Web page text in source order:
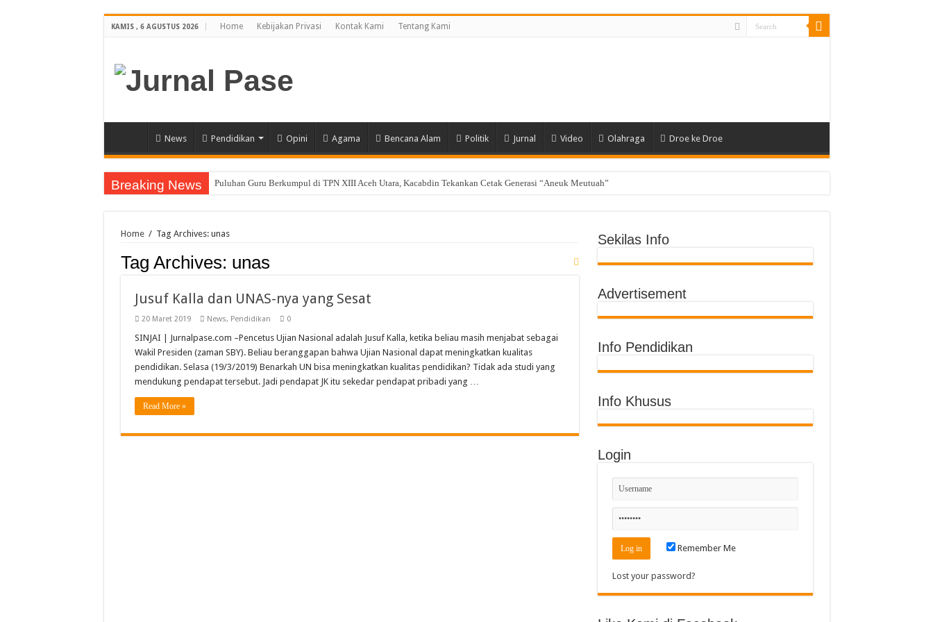
KAMIS , 6 AGUSTUS 2026 Home Kebijakan Privasi Kontak Kami Tentang Kami
News Pendidikan Opini Agama Bencana Alam Politik Jurnal Video Olahraga Droe ke Droe
Breaking News Puluhan Guru Berkumpul di TPN XIII Aceh Utara, Kacabdin Tekankan Cetak Generasi “Aneuk Meutuah”
Guru PJOK SMAN 1 Calang Raih Juara II Nasional Kempo 2026
7 Siswa SMAN 1 Dewantara Lolos ke OSN Provinsi, Siap Harumkan Aceh Utara
SLB YBSM Banda Aceh Raih Juara Umum di Acara Kontes Sekolah
Bidang Literasi IGI Aceh Timur Raih Penghargaan Buku Etnik Nusantara
SMAN Unggul Aceh Timur Terima Penghargaan Sekolah Adiwiyata Tingkat Provinsi 2026
Semarak Pembagian Rapor di MIN 11 Banda Aceh: Penghargaan Prestasi, Literasi, dan Karya Guru
Home / Tag Archives: unas
Tag Archives: unas
Jusuf Kalla dan UNAS-nya yang Sesat
20 Maret 2019 News, Pendidikan 0
SINJAI | Jurnalpase.com –Pencetus Ujian Nasional adalah Jusuf Kalla, ketika beliau masih menjabat sebagai
Wakil Presiden (zaman SBY). Beliau beranggapan bahwa Ujian Nasional dapat meningkatkan kualitas
pendidikan. Selasa (19/3/2019) Benarkah UN bisa meningkatkan kualitas pendidikan? Tidak ada studi yang
mendukung pendapat tersebut. Jadi pendapat JK itu sekedar pendapat pribadi yang …
Read More »
Sekilas Info
Advertisement
Info Pendidikan
Info Khusus
Login
Remember Me
Lost your password?